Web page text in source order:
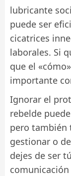
lubricante
puede ser
cicatrices
laborales. Si
que el
importante
Ignorar el
rebelde
pero también
gestionar o
dejes de ser
comunicación